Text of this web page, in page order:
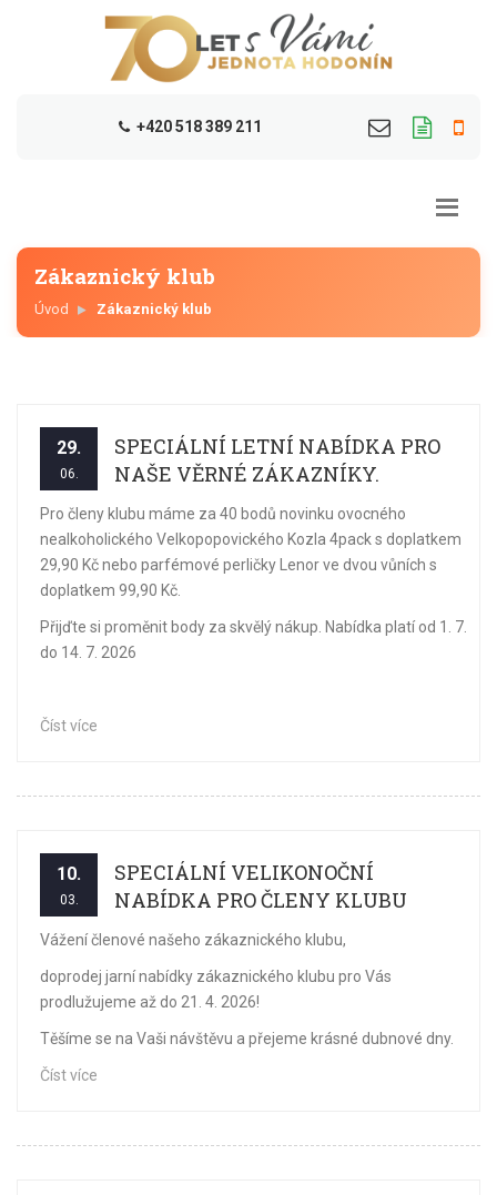
+420 518 389 211
Zákaznický klub
Úvod Zákaznický klub
29.
06.
SPECIÁLNÍ LETNÍ NABÍDKA PRO
NAŠE VĚRNÉ ZÁKAZNÍKY.
Pro členy klubu máme za 40 bodů novinku ovocného
nealkoholického Velkopopovického Kozla 4pack s doplatkem
29,90 Kč nebo parfémové perličky Lenor ve dvou vůních s
doplatkem 99,90 Kč.
Přijďte si proměnit body za skvělý nákup. Nabídka platí od 1. 7.
do 14. 7. 2026
Číst více
10.
03.
SPECIÁLNÍ VELIKONOČNÍ
NABÍDKA PRO ČLENY KLUBU
Vážení členové našeho zákaznického klubu,
doprodej jarní nabídky zákaznického klubu pro Vás
prodlužujeme až do 21. 4. 2026!
Těšíme se na Vaši návštěvu a přejeme krásné dubnové dny.
Číst více